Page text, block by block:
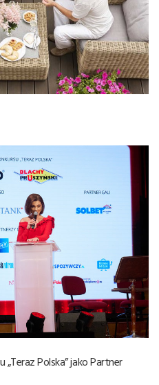
„Teraz Polska” jako Partner